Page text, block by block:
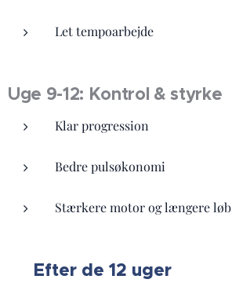
Let tempoarbejde
Uge 9-12: Kontrol & styrke
Klar progression
Bedre pulsøkonomi
Stærkere motor og længere løb
Efter de 12 uger